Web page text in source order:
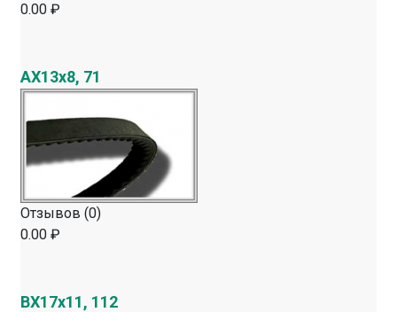
0.00 ₽
AX13х8, 71
Отзывов (0)
0.00 ₽
BX17х11, 112